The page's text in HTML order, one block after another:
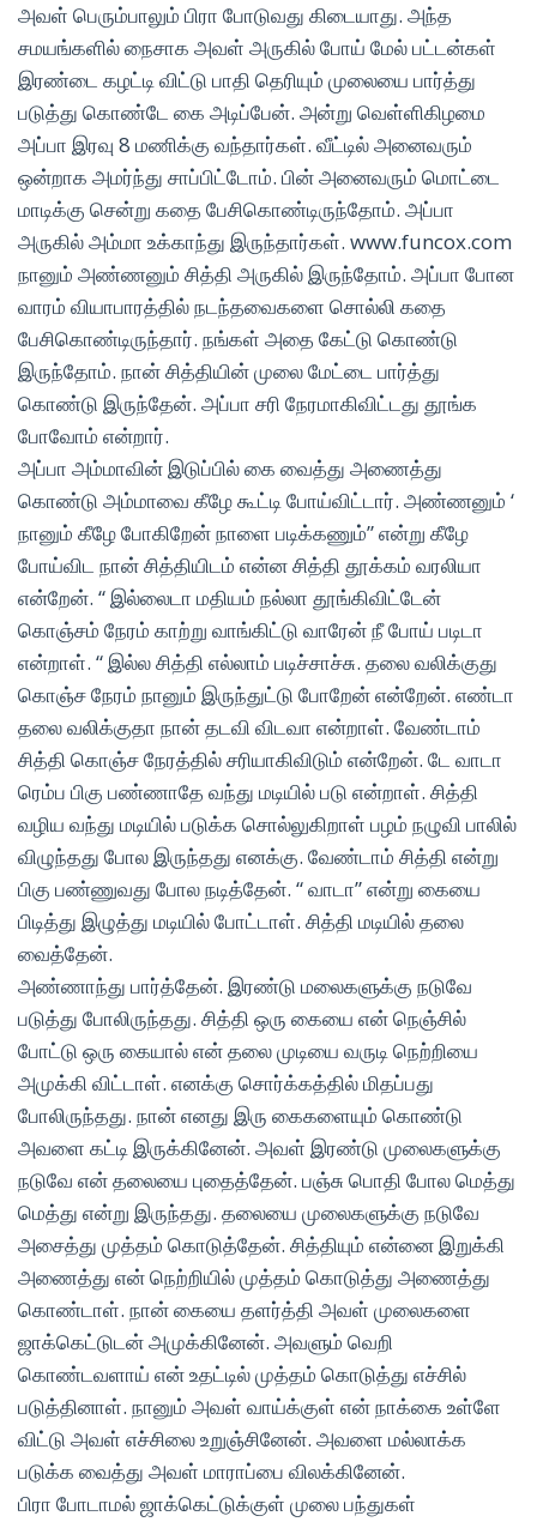
அவள் பெரும்பாலும் பிரா போடுவது கிடையாது. அந்த
சமயங்களில் நைசாக அவள் அருகில் போய் மேல் பட்டன்கள்
இரண்டை கழட்டி விட்டு பாதி தெரியும் முலையை பார்த்து
படுத்து கொண்டே கை அடிப்பேன். அன்று வெள்ளிகிழமை
அப்பா இரவு 8 மணிக்கு வந்தார்கள். வீட்டில் அனைவரும்
ஒன்றாக அமர்ந்து சாப்பிட்டோம். பின் அனைவரும் மொட்டை
மாடிக்கு சென்று கதை பேசிகொண்டிருந்தோம். அப்பா
அருகில் அம்மா உக்காந்து இருந்தார்கள். www.funcox.com
நானும் அண்ணனும் சித்தி அருகில் இருந்தோம். அப்பா போன
வாரம் வியாபாரத்தில் நடந்தவைகளை சொல்லி கதை
பேசிகொண்டிருந்தார். நங்கள் அதை கேட்டு கொண்டு
இருந்தோம். நான் சித்தியின் முலை மேட்டை பார்த்து
கொண்டு இருந்தேன். அப்பா சரி நேரமாகிவிட்டது தூங்க
போவோம் என்றார்.
அப்பா அம்மாவின் இடுப்பில் கை வைத்து அணைத்து
கொண்டு அம்மாவை கீழே கூட்டி போய்விட்டார். அண்ணனும் ‘
நானும் கீழே போகிறேன் நாளை படிக்கணும்” என்று கீழே
போய்விட நான் சித்தியிடம் என்ன சித்தி தூக்கம் வரலியா
என்றேன். “ இல்லைடா மதியம் நல்லா தூங்கிவிட்டேன்
கொஞ்சம் நேரம் காற்று வாங்கிட்டு வாரேன் நீ போய் படிடா
என்றாள். “ இல்ல சித்தி எல்லாம் படிச்சாச்சு. தலை வலிக்குது
கொஞ்ச நேரம் நானும் இருந்துட்டு போறேன் என்றேன். எண்டா
தலை வலிக்குதா நான் தடவி விடவா என்றாள். வேண்டாம்
சித்தி கொஞ்ச நேரத்தில் சரியாகிவிடும் என்றேன். டே வாடா
ரெம்ப பிகு பண்ணாதே வந்து மடியில் படு என்றாள். சித்தி
வழிய வந்து மடியில் படுக்க சொல்லுகிறாள் பழம் நழுவி பாலில்
விழுந்தது போல இருந்தது எனக்கு. வேண்டாம் சித்தி என்று
பிகு பண்ணுவது போல நடித்தேன். “ வாடா” என்று கையை
பிடித்து இழுத்து மடியில் போட்டாள். சித்தி மடியில் தலை
வைத்தேன்.
அண்ணாந்து பார்த்தேன். இரண்டு மலைகளுக்கு நடுவே
படுத்து போலிருந்தது. சித்தி ஒரு கையை என் நெஞ்சில்
போட்டு ஒரு கையால் என் தலை முடியை வருடி நெற்றியை
அமுக்கி விட்டாள். எனக்கு சொர்க்கத்தில் மிதப்பது
போலிருந்தது. நான் எனது இரு கைகளையும் கொண்டு
அவளை கட்டி இருக்கினேன். அவள் இரண்டு முலைகளுக்கு
நடுவே என் தலையை புதைத்தேன். பஞ்சு பொதி போல மெத்து
மெத்து என்று இருந்தது. தலையை முலைகளுக்கு நடுவே
அசைத்து முத்தம் கொடுத்தேன். சித்தியும் என்னை இறுக்கி
அணைத்து என் நெற்றியில் முத்தம் கொடுத்து அணைத்து
கொண்டாள். நான் கையை தளர்த்தி அவள் முலைகளை
ஜாக்கெட்டுடன் அமுக்கினேன். அவளும் வெறி
கொண்டவளாய் என் உதட்டில் முத்தம் கொடுத்து எச்சில்
படுத்தினாள். நானும் அவள் வாய்க்குள் என் நாக்கை உள்ளே
விட்டு அவள் எச்சிலை உறுஞ்சினேன். அவளை மல்லாக்க
படுக்க வைத்து அவள் மாராப்பை விலக்கினேன்.
பிரா போடாமல் ஜாக்கெட்டுக்குள் முலை பந்துகள்